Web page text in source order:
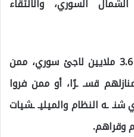
السوري، والالتقاء
وتستضيف تركيا ما يزيد عن 3.6 ملايين لاجئ سوري، ممن
قسـ ـرًا، أو ممن فروا
ـه النظام والميليـ ـشيات
وقراهم.